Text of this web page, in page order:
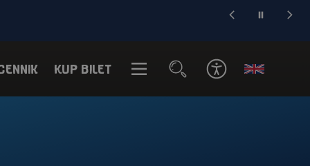
BEZPOŚREDNIO
KUP BILET MENU